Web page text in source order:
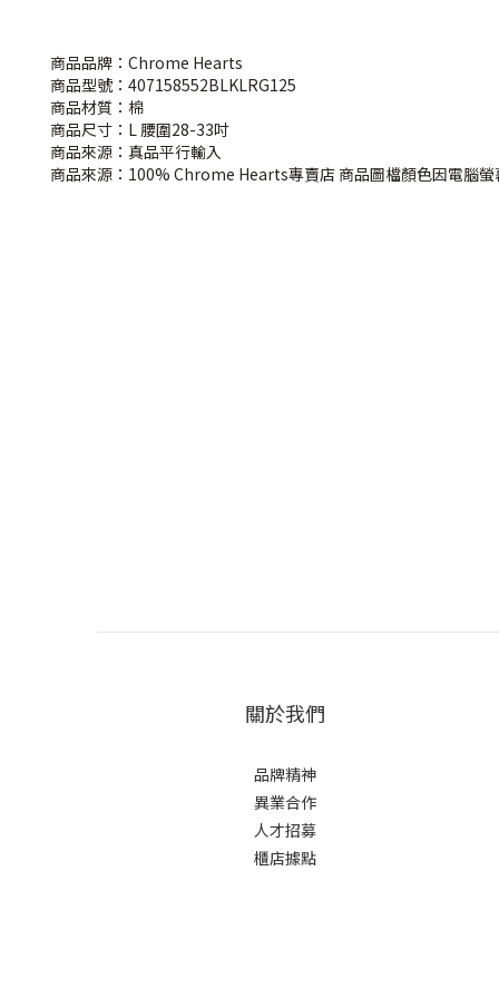
商品品牌：Chrome Hearts
商品型號：407158552BLKLRG125
商品材質：棉
商品尺寸：L 腰圍28-33吋
商品來源：真品平行輸入
商品來源：100% Chrome Hearts專賣店 商品圖檔顏色因電腦
關於我們
品牌精神
異業合作
人才招募
櫃店據點